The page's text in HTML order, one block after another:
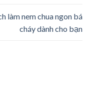
làm nem chua ngon bá
cháy dành cho bạn